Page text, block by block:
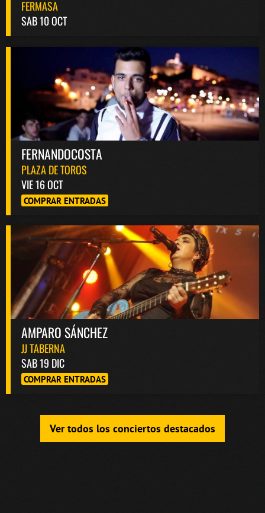
FERMASA
SAB 10 OCT
FERNANDOCOSTA
PLAZA DE TOROS
VIE 16 OCT
COMPRAR ENTRADAS
AMPARO SÁNCHEZ
JJ TABERNA
SAB 19 DIC
COMPRAR ENTRADAS
Ver todos los conciertos destacados